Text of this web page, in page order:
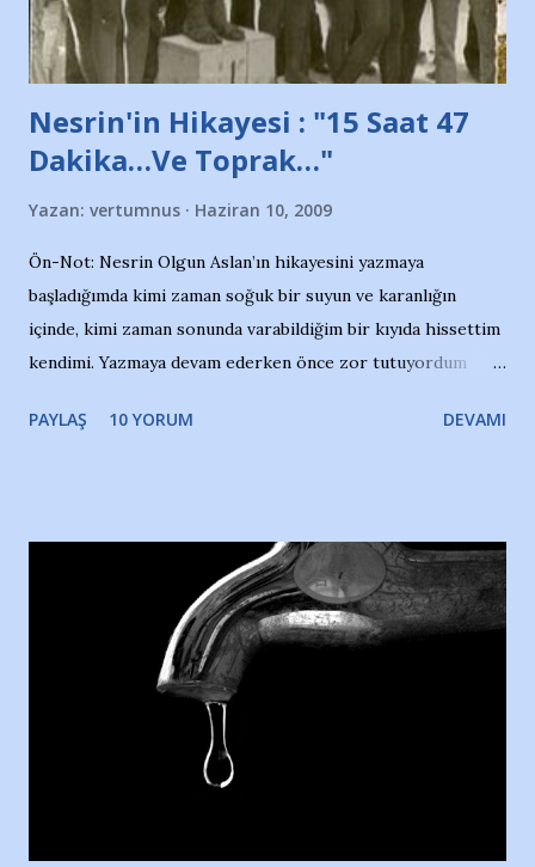
yazının hemen ardından bu habe...
Nesrin'in Hikayesi : "15 Saat 47
Dakika…Ve Toprak…"
Yazan: vertumnus Haziran 10, 2009
Ön-Not: Nesrin Olgun Aslan’ın hikayesini yazmaya
başladığımda kimi zaman soğuk bir suyun ve karanlığın
içinde, kimi zaman sonunda varabildiğim bir kıyıda hissettim
kendimi. Yazmaya devam ederken önce zor tutuyordum
Yazımı, ağlayarak bitirebildim ancak…Kendisinin web
Nesrin’in Hikayesi’ne başlıyorum… 1964 Adana Yüzme
havuzunun kenarında 7 yaşında kara kuru bir kız çocuğu
duruyor. Havuzun içinde Adana Demirspor Kulübü
yüzücüleri. Erkekler çoğunlukta. Küçük kız etrafına bakıyor.
Sadece 4 kız çocuğu var. Nesrin, Adana Demirspor’un 4
kızından biri oluyor o gün…Giriyor havuza. 1973 – 1975
Adana Nesrin, 16 yaşında. Yüzüyor. 7 yaşında girdiği
PAYLAŞ 10 YORUM DEVAMI